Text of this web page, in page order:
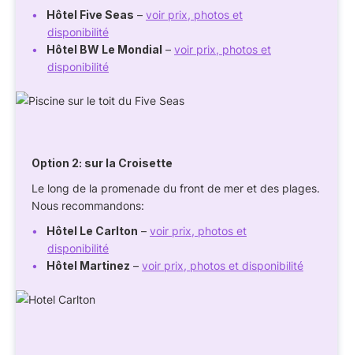
Hôtel Five Seas – voir prix, photos et
disponibilité
Hôtel BW Le Mondial – voir prix, photos et
disponibilité
Option 2: sur la Croisette
Le long de la promenade du front de mer et des plages.
Nous recommandons:
Hôtel Le Carlton – voir prix, photos et
disponibilité
Hôtel Martinez – voir prix, photos et disponibilité